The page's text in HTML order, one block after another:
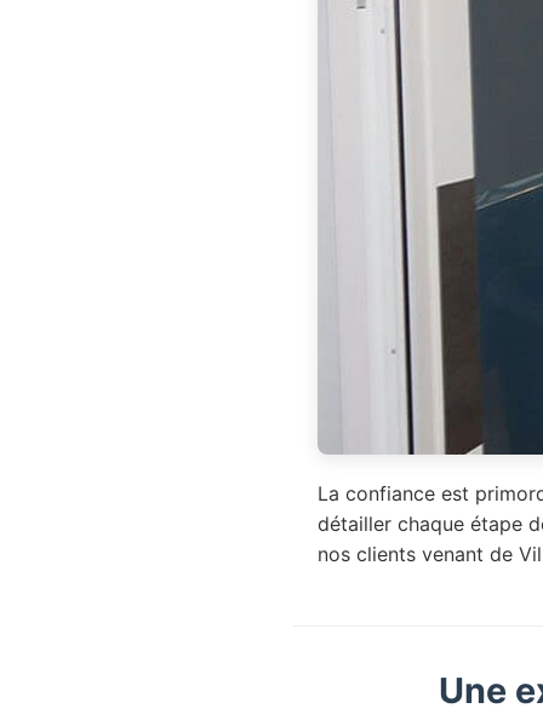
La confiance est
détailler chaque étape
nos clients venant de
Une